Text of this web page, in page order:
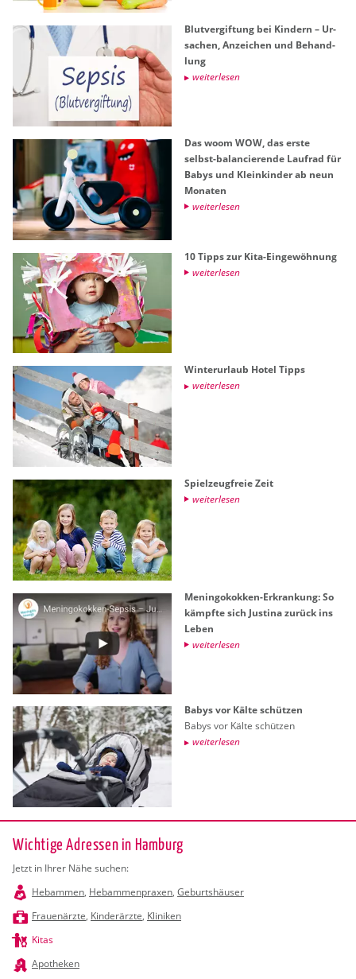
Blut­ver­gif­tung bei Kin­dern – Ur­
sa­chen, An­zei­chen und Be­hand­
lung
wei­ter­le­sen
Das woom WOW, das erste
selbst-ba­lan­cie­ren­de Lauf­rad für
Babys und Klein­kin­der ab neun
Mo­na­ten
wei­ter­le­sen
10 Tipps zur Kita-Ein­ge­wöh­nung
wei­ter­le­sen
Win­ter­ur­laub Hotel Tipps
wei­ter­le­sen
Spiel­zeug­freie Zeit
wei­ter­le­sen
Me­nin­go­kok­ken-Er­kran­kung: So
kämpf­te sich Jus­ti­na zu­rück ins
Leben
wei­ter­le­sen
Babys vor Kälte schüt­zen
Babys vor Kälte schüt­zen
wei­ter­le­sen
Wichtige Adressen in Hamburg
Jetzt in Ihrer Nähe suchen:
Hebammen, Hebammenpraxen, Geburtshäuser
Frauenärzte, Kinderärzte, Kliniken
Kitas
Apotheken